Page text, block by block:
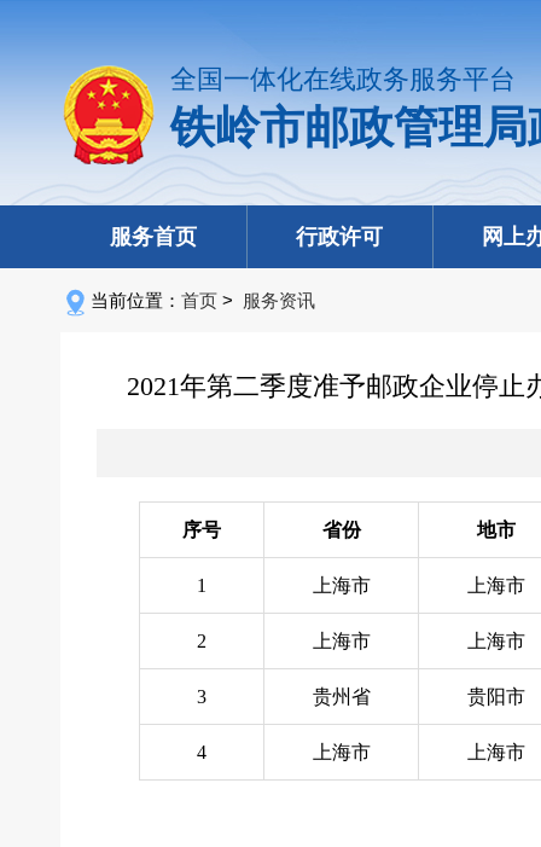
全国一体化在线政务服务平台
铁岭市邮政管理
服务首页 行政许可 网上
当前位置： 首页 > 服务资讯
2021年第二季度准予邮政企业停
序号 省份 地市
1 上海市 上海市
2 上海市 上海市
3 贵州省 贵阳市
4 上海市 上海市